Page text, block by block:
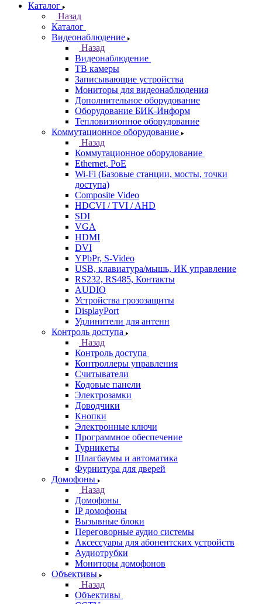
Каталог
Назад
Каталог
Видеонаблюдение
Назад
Видеонаблюдение
ТВ камеры
Записывающие устройства
Мониторы для видеонаблюдения
Дополнительное оборудование
Оборудование БИК-Информ
Тепловизионное оборудование
Коммутационное оборудование
Назад
Коммутационное оборудование
Ethernet, PoE
Wi-Fi (Базовые станции, мосты, точки
доступа)
Composite Video
HDCVI / TVI / AHD
SDI
VGA
HDMI
DVI
YPbPr, S-Video
USB, клавиатура/мышь, ИК управление
RS232, RS485, Контакты
AUDIO
Устройства грозозащиты
DisplayPort
Удлинители для антенн
Контроль доступа
Назад
Контроль доступа
Контроллеры управления
Считыватели
Кодовые панели
Электрозамки
Доводчики
Кнопки
Электронные ключи
Программное обеспечение
Турникеты
Шлагбаумы и автоматика
Фурнитура для дверей
Домофоны
Назад
Домофоны
IP домофоны
Вызывные блоки
Переговорные аудио системы
Аксессуары для абонентских устройств
Аудиотрубки
Мониторы домофонов
Объективы
Назад
Объективы